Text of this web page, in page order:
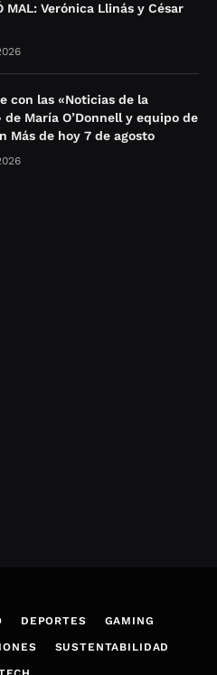
MAL: Verónica Llinás y César
con las «Noticias de la
de María O’Donnell y equipo de
Más de hoy 7 de agosto
DEPORTES GAMING
SUSTENTABILIDAD